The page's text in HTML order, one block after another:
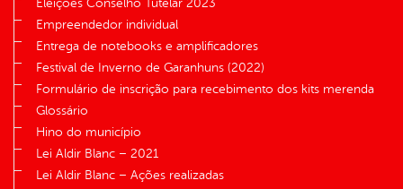
Eleições Conselho Tutelar 2023
Empreendedor individual
Entrega de notebooks e amplificadores
Festival de Inverno de Garanhuns (2022)
Formulário de inscrição para recebimento dos kits merenda
Glossário
Hino do município
Lei Aldir Blanc – 2021
Lei Aldir Blanc – Ações realizadas